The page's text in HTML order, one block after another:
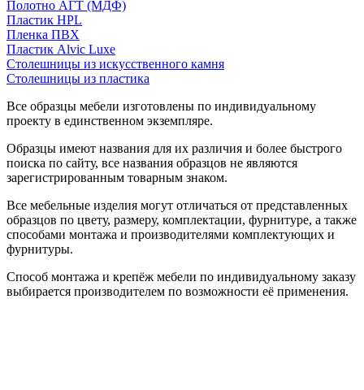
Полотно АГТ (МДФ)
Пластик HPL
Пленка ПВХ
Пластик Alvic Luxe
Столешницы из искусственного камня
Столешницы из пластика
Все образцы мебели изготовлены по индивидуальному
проекту в единственном экземпляре.
Образцы имеют названия для их различия и более быстрого
поиска по сайту, все названия образцов не являются
зарегистрированным товарным знаком.
Все мебельные изделия могут отличаться от представленных
образцов по цвету, размеру, комплектации, фурнитуре, а также
способами монтажа и производителями комплектующих и
фурнитуры.
Способ монтажа и крепёж мебели по индивидуальному заказу
выбирается производителем по возможности её применения.